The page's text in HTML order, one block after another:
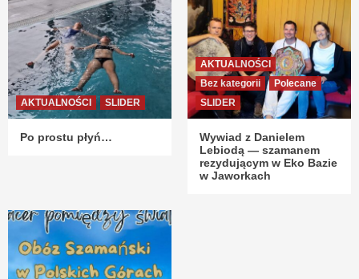
AKTUALNOŚCI SLIDER
Po prostu płyń…
AKTUALNOŚCI
Bez kategorii
Polecane
SLIDER
Wywiad z Danielem
Lebiodą — szamanem
rezydującym w Eko Bazie
w Jaworkach